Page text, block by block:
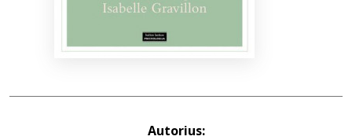
Autorius: